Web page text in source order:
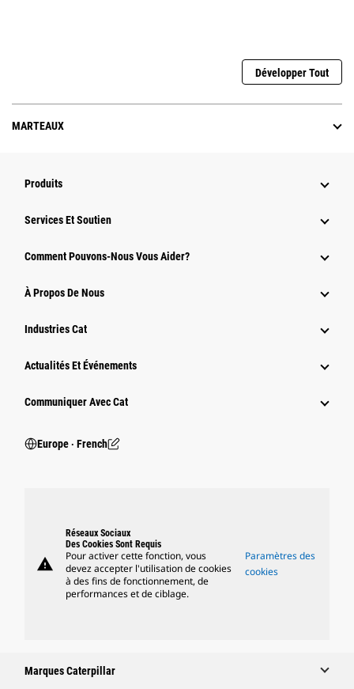
Développer Tout
MARTEAUX
Produits
Services Et Soutien
Comment Pouvons-Nous Vous Aider?
À Propos De Nous
Industries Cat
Actualités Et Événements
Communiquer Avec Cat
Europe ‧ French
warning
Réseaux Sociaux
Des Cookies Sont Requis
Pour activer cette fonction, vous
devez accepter l'utilisation de cookies
à des fins de fonctionnement, de
performances et de ciblage.
Paramètres des
cookies
Marques Caterpillar